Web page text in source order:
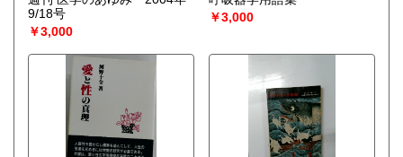
9/18号
￥3,000
￥3,000